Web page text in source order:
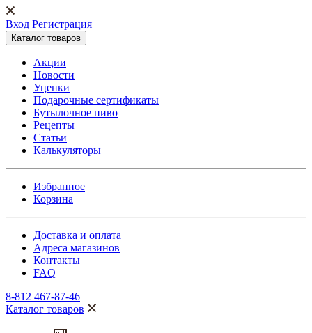
Вход Регистрация
Каталог товаров
Акции
Новости
Уценки
Подарочные сертификаты
Бутылочное пиво
Рецепты
Статьи
Калькуляторы
Избранное
Корзина
Доставка и оплата
Адреса магазинов
Контакты
FAQ
8-812 467-87-46
Каталог товаров